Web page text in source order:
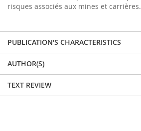
risques associés aux mines et carrières.
PUBLICATION'S CHARACTERISTICS
AUTHOR(S)
TEXT REVIEW